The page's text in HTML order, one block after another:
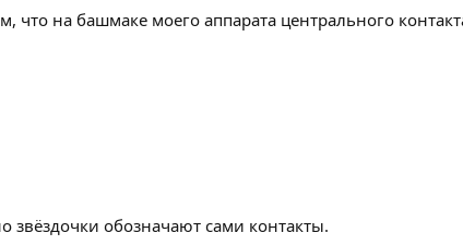
что на башмаке моего аппарата центрального
звёздочки обозначают сами контакты.